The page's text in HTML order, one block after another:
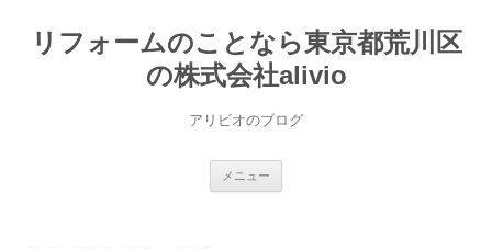
テリフォームのことなら東京都荒川区
の株式会社alivio
アリビオのブログ
メニュー